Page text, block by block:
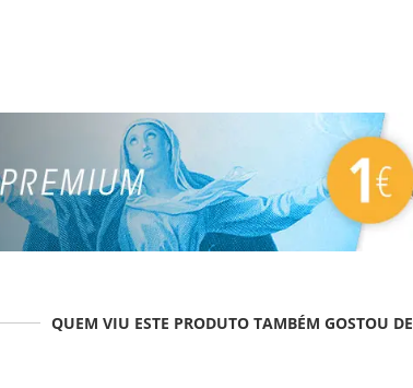
QUEM VIU ESTE PRODUTO TAMBÉM GOSTOU DE